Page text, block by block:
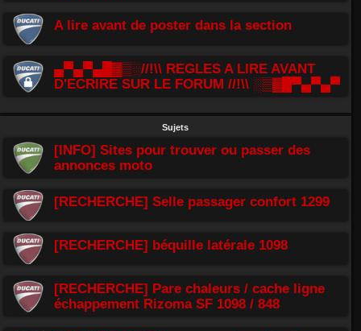
A lire avant de poster dans la section
▄▀▄▀▄█▓▒░//!\\ REGLES A LIRE AVANT
D'ECRIRE SUR LE FORUM //!\\ ░▒▓█▀▄▀▄▀
Sujets
[INFO] Sites pour trouver ou passer des
annonces moto
[RECHERCHE] Selle passager confort 1299
[RECHERCHE] béquille latérale 1098
[RECHERCHE] Pare chaleurs / cache ligne
échappement Rizoma SF 1098 / 848